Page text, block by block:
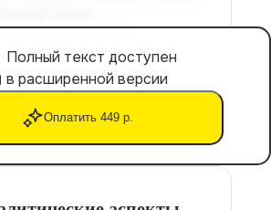
Полный текст доступен
в расширенной версии
Оплатить 449 р.